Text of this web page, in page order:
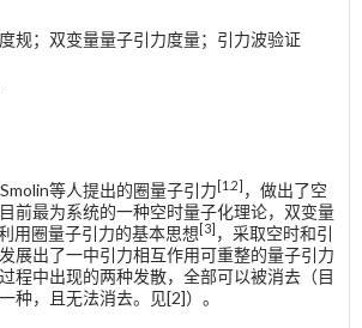
规；双变量量子引力度量；引力波验证
等人提出的圈量子引力 [1.2] ，做出了空
前最为系统的一种空时量子化理论，双变量
用圈量子引力的基本思想 [3] ，采取空时和引
展出了一中引力相互作用可重整的量子引力
程中出现的两种发散，全部可以被消去（目
种，且无法消去。见[2]）。